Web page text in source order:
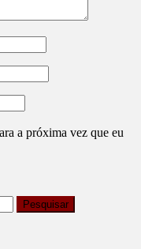
a próxima vez que eu